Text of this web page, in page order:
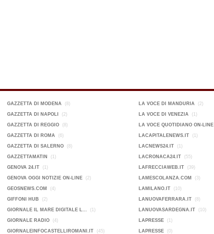
GAZZETTA DI MODENA (8)
GAZZETTA DI NAPOLI (2)
GAZZETTA DI REGGIO (8)
GAZZETTA DI ROMA (6)
GAZZETTA DI SALERNO (8)
GAZZETTAMATIN (1)
GENOVA 24.IT (1)
GENOVA OGGI NOTIZIE ON-LINE (2)
GEOSNEWS.COM (4)
GIFFONI HUB (2)
GIORNALE IL MARE DIGITALE L... (1)
GIORNALE RADIO (4)
GIORNALEINFOCASTELLIROMANI.IT (45)
LA VOCE DI MANDURIA (2)
LA VOCE DI VENEZIA (1)
LA VOCE QUOTIDIANO ON-LINE
LACAPITALENEWS.IT (1)
LACNEWS24.IT (1)
LACRONACA24.IT (55)
LAFRECCIAWEB.IT (39)
LAMESCOLANZA.COM (3)
LAMILANO.IT (10)
LANUOVAFERRARA.IT (8)
LANUOVASARDEGNA.IT (10)
LAPRESSE (1)
LAPRESSE (0)